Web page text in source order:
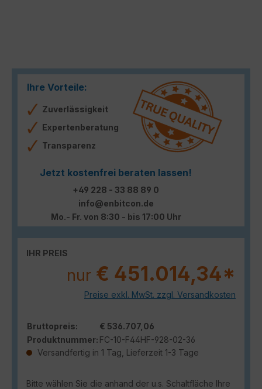
Ihre Vorteile:
Zuverlässigkeit
Expertenberatung
Transparenz
Jetzt kostenfrei beraten lassen!
+49 228 - 33 88 89 0
info@enbitcon.de
Mo.- Fr. von 8:30 - bis 17:00 Uhr
IHR PREIS
nur € 451.014,34*
Preise exkl. MwSt. zzgl. Versandkosten
Bruttopreis:
€ 536.707,06
Produktnummer: FC-10-F44HF-928-02-36
Versandfertig in 1 Tag, Lieferzeit 1-3 Tage
Bitte wählen Sie die anhand der u.s. Schaltfläche Ihre